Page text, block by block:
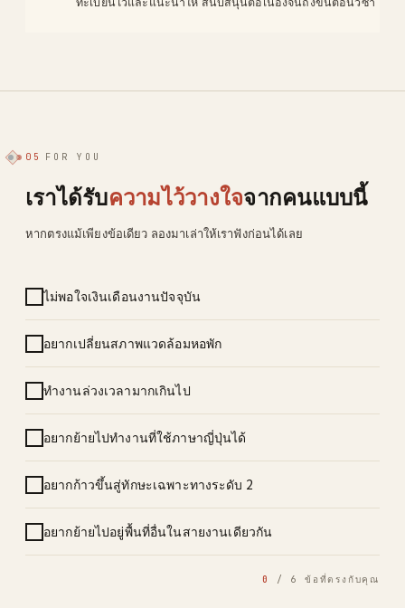
05 FOR YOU
เราได้รับความไว้วางใจจากคนแบบนี้
หากตรงแม้เพียงข้อเดียว ลองมาเล่าให้เราฟังก่อนได้เลย
ไม่พอใจเงินเดือนงานปัจจุบัน
อยากเปลี่ยนสภาพแวดล้อมหอพัก
ทำงานล่วงเวลามากเกินไป
อยากย้ายไปทำงานที่ใช้ภาษาญี่ปุ่นได้
อยากก้าวขึ้นสู่ทักษะเฉพาะทางระดับ 2
อยากย้ายไปอยู่พื้นที่อื่นในสายงานเดียวกัน
0 / 6 ข้อที่ตรงกับคุณ